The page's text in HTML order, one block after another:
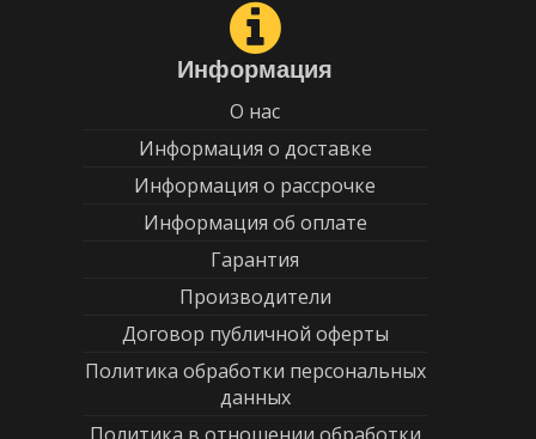
Информация
О нас
Информация о доставке
Информация о рассрочке
Информация об оплате
Гарантия
Производители
Договор публичной оферты
Политика обработки персональных
данных